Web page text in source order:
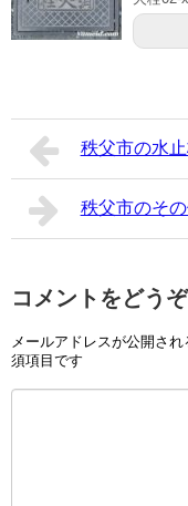
秩父市の水
秩父市のそ
コメントをどうぞ
メールアドレスが公開され
須項目です